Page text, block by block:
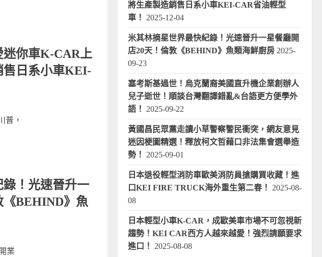
迷你車K-CAR上
售日系小車KEI-
普，
！光速晉升一
《BEHIND》魚
業
將生產製造銷售日系小車KEI-CAR省油輕型
車！
2025-12-04
米其林摘星世界最快紀錄！光速晉升一星餐廳開
店20天！倫敦《BEHIND》魚類海鮮廚房 2025-
09-23
塞考斯基過世！烏克蘭裔美國直升機企業創辦人
兒子逝世！順談台灣翻譯錯亂&台語更方便學外
語！
2025-09-22
黃國昌民眾黨走讀小草警察警民衝突，網友意見
迷因梗圖精選！釋放柯文哲藉口非法集會選舉造
勢！
2025-09-01
日本退役輕型消防車歐美消防員搶購買收藏！進
口KEI FIRE TRUCK海外重生第二春！
2025-08-
08
日本輕型小車K-CAR，成歐美車市場不可忽視新
趨勢！KEI CAR西方人越來越愛！強烈請願要求
進口！
2025-08-08